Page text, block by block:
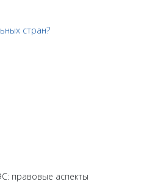
стран?
правовые аспекты